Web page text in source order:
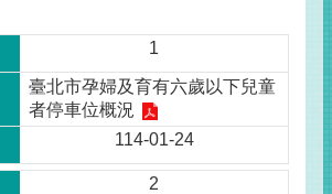
1
臺北市孕婦及育有六歲以下兒童
者停車位概況
114-01-24
2